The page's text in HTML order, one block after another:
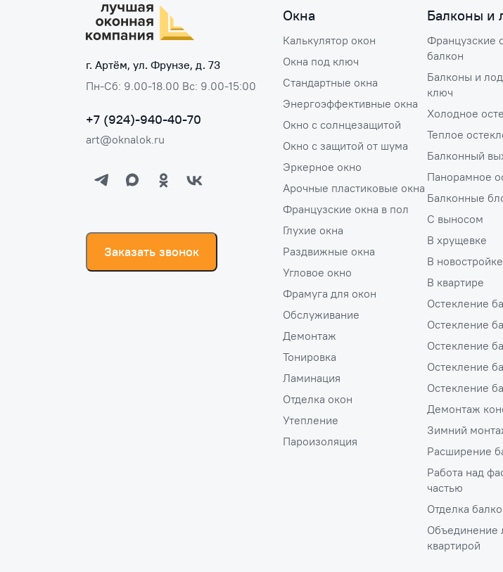
г. Артём, ул. Фрунзе, д. 73
Пн-Сб: 9.00-18.00 Вс: 9.00-15:00
+7 (924)-940-40-70
art@oknalok.ru
Заказать звонок
Окна
Калькулятор окон
Окна под ключ
Стандартные окна
Энергоэффективные окна
Окно с солнцезащитой
Окно с защитой от шума
Эркерное окно
Арочные пластиковые окна
Французские окна в пол
Глухие окна
Раздвижные окна
Угловое окно
Фрамуга для окон
Обслуживание
Демонтаж
Тонировка
Ламинация
Отделка окон
Утепление
Пароизоляция
Балконы и
Французские
балкон
Балконы и
ключ
Холодное
Теплое
Балконный
Панорамное
Балконные
С выносом
В хрущевке
В новостройке
В квартире
Остекление
Остекление
Остекление
Остекление
Остекление
Демонтаж
Зимний
Расширение
Работа над
частью
Отделка
Объединение
квартирой